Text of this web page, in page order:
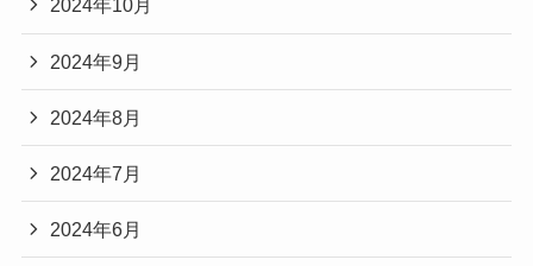
2024年10月
2024年9月
2024年8月
2024年7月
2024年6月